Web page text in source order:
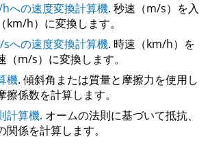
への速度変換計算機. 秒速（m/s）を入
km/h）に変換します。
への速度変換計算機. 時速（km/h）を
（m/s）に変換します。
機. 傾斜角または質量と摩擦力を使用し
擦係数を計算します。
計算機. オームの法則に基づいて抵抗、
関係を計算します。